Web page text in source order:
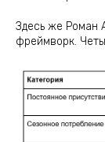
Здесь же Роман
фреймворк.